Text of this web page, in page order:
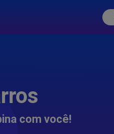
com você!